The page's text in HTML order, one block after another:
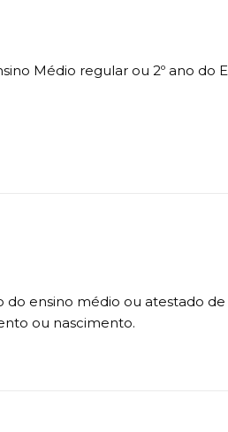
Médio regular ou 2º ano do
ensino médio ou atestado
ou nascimento.